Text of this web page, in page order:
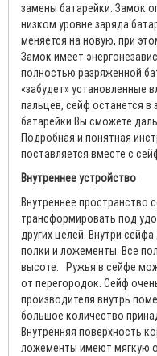
замены батарейки. Замок
низком уровне заряда
меняется на новую, при
Замок имеет
полностью разряженной
«забудет» установленные
пальцев, сейф останется
батарейки Вы сможете
Подробная и понятная
поставляется вместе с
Внутреннее устройство
Внутреннее пространство
трансформировать под
других целей. Внутри
полки и ложементы. Все
высоте. Ружья в сейфе
от перегородок. Сейф
производителя внутрь
большое количество
Внутренняя поверхность
ложементы имеют мягкую